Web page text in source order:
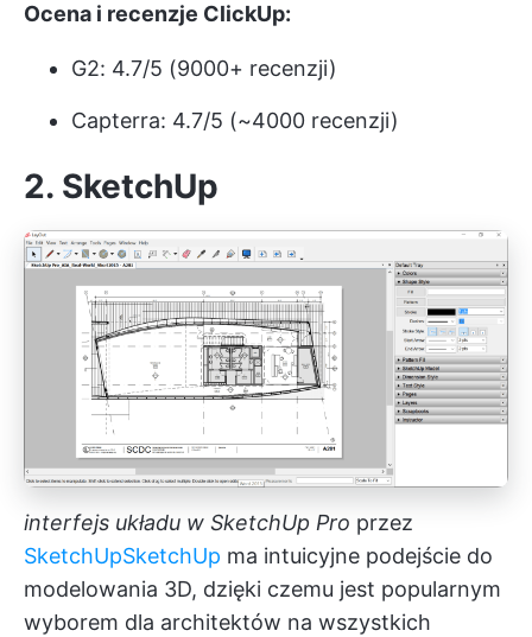
Ocena i recenzje ClickUp:
G2: 4.7/5 (9000+ recenzji)
Capterra: 4.7/5 (~4000 recenzji)
2. SketchUp
interfejs układu w SketchUp Pro przez
SketchUpSketchUp ma intuicyjne podejście do
modelowania 3D, dzięki czemu jest popularnym
wyborem dla architektów na wszystkich